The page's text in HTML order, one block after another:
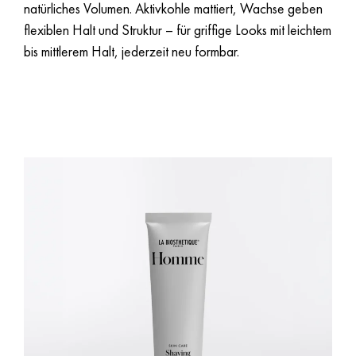
natürliches Volumen. Aktivkohle mattiert, Wachse geben
flexiblen Halt und Struktur – für griffige Looks mit leichtem
bis mittlerem Halt, jederzeit neu formbar.